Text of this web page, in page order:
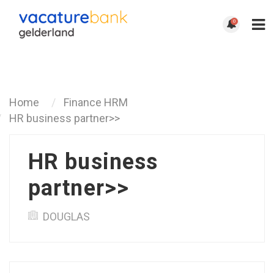
0
Home
Finance HRM
HR business partner>>
HR business
partner>>
DOUGLAS